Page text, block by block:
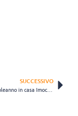
SUCCESSIVO
Doppio compleanno in casa Imoco: auguri a Sylla e De Gennaro